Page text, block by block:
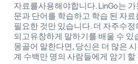
자료를사용해야합니다. LinGo는
문과 단어를 학습하고 학습 된 자
필요한 것만 있습니다. 더 자주수
되고유창하게 말하기를 배울 수 있
몽골어 말한다면, 당신은 더 많은
계 수백만 명의 사람들에게 암기 할